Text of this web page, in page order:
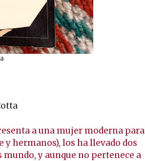
a una mujer moderna para
y hermanos), los ha llevado dos
y aunque no pertenece a